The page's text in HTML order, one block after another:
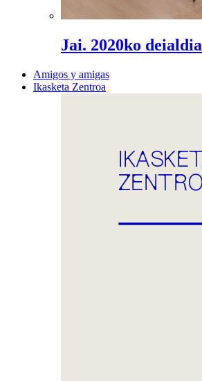
Jai. 2020ko deialdia
Amigos y amigas
Ikasketa Zentroa